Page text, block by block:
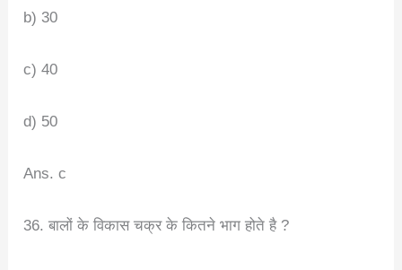
b) 30
c) 40
d) 50
Ans. c
36. बालों के विकास चक्र के कितने भाग होते है ?